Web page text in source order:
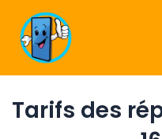
contenu
Tarifs des